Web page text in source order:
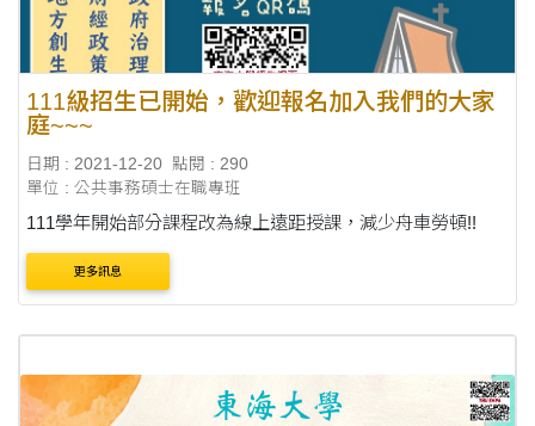
111級招生已開始，歡迎報名加入我們的大家
庭~~~
日期 : 2021-12-20 點閱 : 290
單位 : 公共事務碩士在職專班
111學年開始部分課程改為線上遠距授課，減少舟車勞頓!!
更多訊息